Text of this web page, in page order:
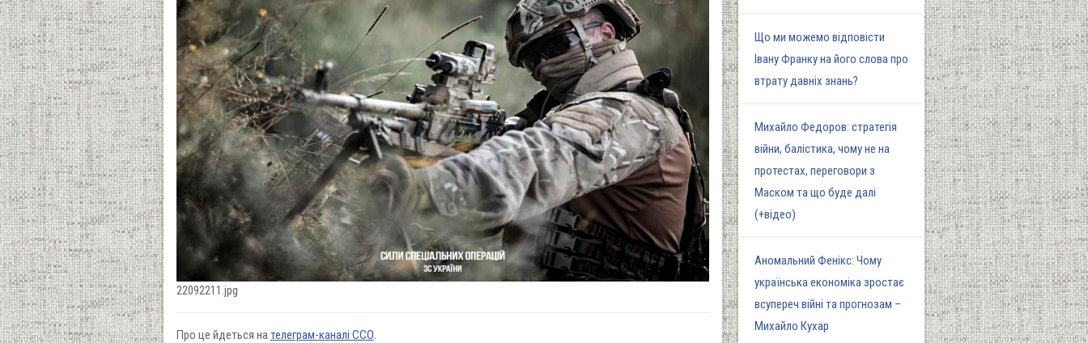
22092211.jpg
Про це йдеться нателеграм-каналі ССО.
Що ми можемо відповісти
Івану Франку на його слова про
втрату давніх знань?
Михайло Федоров: стратегія
війни, балістика, чому не на
протестах, переговори з
Маском та що буде далі
(+відео)
Аномальний Фенікс: Чому
українська економіка зростає
всупереч війні та прогнозам –
Михайло Кухар